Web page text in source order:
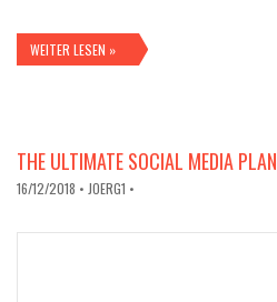
WEITER LESEN »
THE ULTIMATE SOCIAL MEDIA PLAN
16/12/2018 • JOERG1 •